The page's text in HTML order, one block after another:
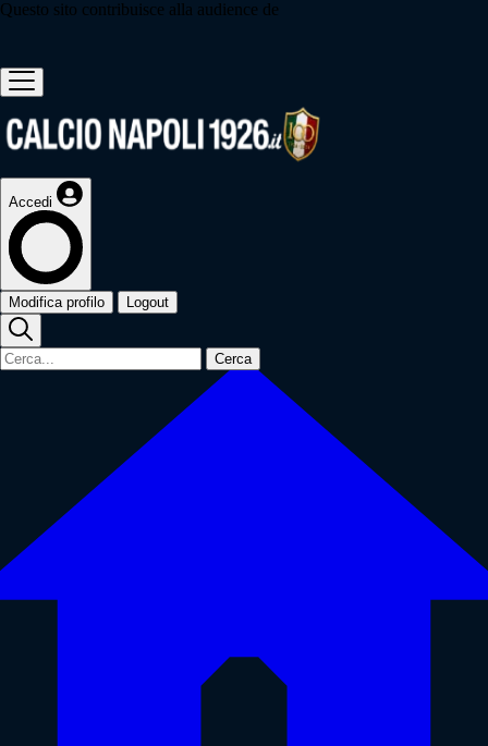
Questo sito contribuisce alla audience de
Accedi
Modifica profilo Logout
Cerca